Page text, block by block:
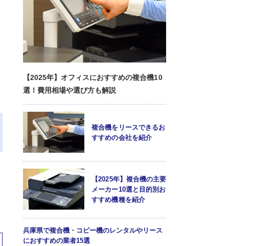
【2025年】オフィスにおすすめの複合機10
選！費用相場や選び方も解説
複合機をリースできるお
すすめの会社を紹介
【2025年】複合機の主要
メーカー10選と目的別お
すすめ機種を紹介
兵庫県で複合機・コピー機のレンタルやリース
におすすめの業者15選